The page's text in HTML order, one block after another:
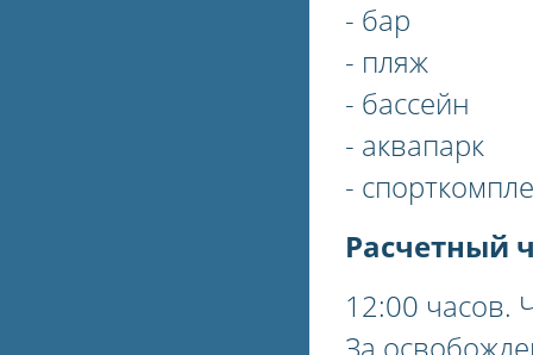
- бар
- пляж
- бассейн
- аквапарк
-
Расчетный
12:00 часов.